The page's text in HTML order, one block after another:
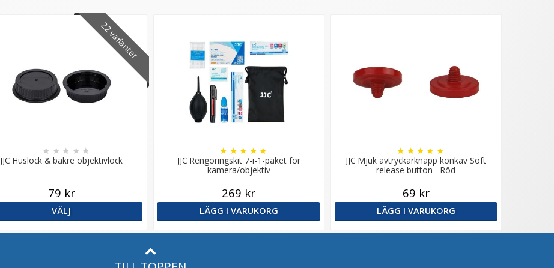
22 varianter
JJC Huslock & bakre objektivlock
★ ★ ★ ★ ★
79 kr
VÄLJ
JJC Rengöringskit 7-i-1-paket för
kamera/objektiv
★ ★ ★ ★ ★
269 kr
LÄGG I VARUKORG
JJC Mjuk avtryckarknapp konkav Soft
release button - Röd
★ ★ ★ ★ ★
69 kr
LÄGG I VARUKORG